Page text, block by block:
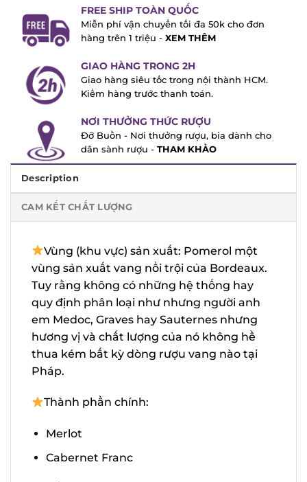
FREE SHIP TOÀN QUỐC
Miễn phí vận chuyển tối đa 50k cho đơn
GIAO HÀNG TRONG 2H
Giao hàng siêu tốc trong nội thành HCM.
NƠI THƯỞNG THỨC RƯỢU
Đỡ Buồn - Nơi thưởng rượu, bia dành cho
Vùng (khu vực) sản xuất: Pomerol một
vùng sản xuất vang nổi trội
của Bordeaux. Tuy rằng không có những
hệ thống hay quy định phân loại như
nhưng người anh em Medoc, Graves hay
Sauternes nhưng hương vị và chất lượng
của nó không hề thua kém bất kỳ dòng
rượu vang nào tại Pháp.
Thành phần chính: